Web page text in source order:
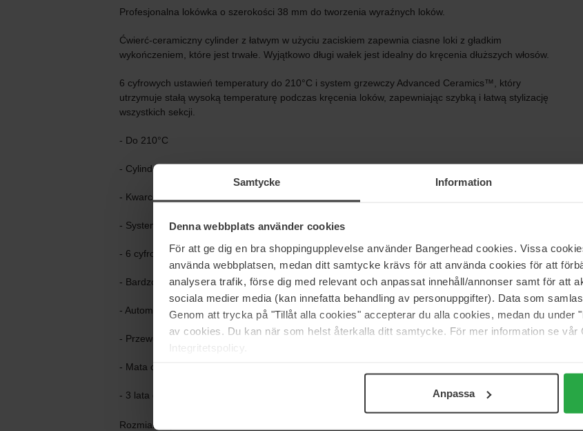
Samtycke Information
Denna webbplats använder cookies
För att ge dig en bra shoppingupplevelse använder Bangerhead cookies. Vissa
använda webbplatsen, medan ditt samtycke krävs för att använda cookies för att
analysera trafik, förse dig med relevant och anpassat innehåll/annonser samt för att
sociala medier media (kan innefatta behandling av personuppgifter). Data som
Genom att trycka på "Tillåt alla cookies" accepterar du alla cookies, medan du under
av cookies. Du kan när som helst återkalla ditt samtycke. För mer information se
Integritetspolicy.
Anpassa
Profesjonalna lokówka o szerokości 38 mm do tworzenia wyraźnych loków.
Ćwierć-ceramiczny cylinder z łatwym w użyciu zaciskiem zapewnia ciasne loki z gładkim
wykończeniem, które jest trwałe. Wyjątkowo długi wałek jest idealny do kręcenia dłuższych włosów.
6 cyfrowych ustawień temperatury do 210°C i system grzewczy Advanced Ceramics™, który
utrzymuje stałą wysoką temperaturę podczas kręcenia loków, zapewniając szybką i łatwą stylizację
wszystkich sekcji.
- Do 210°C
- Cylinder 38 mm
- Kwarcowa powłoka ceramiczna
- System grzewczy Advanced Ceramics
- 6 cyfrowych ustawień temperatury 160-210 °C
- Bardzo długi cylinder
- Automatyczne wyłączanie
- Przewód o długości 2,5 m z obrotową nasadką
- Mata odporna na ciepło
- 3 lata gwarancj
Rozmiar: 1 pcs